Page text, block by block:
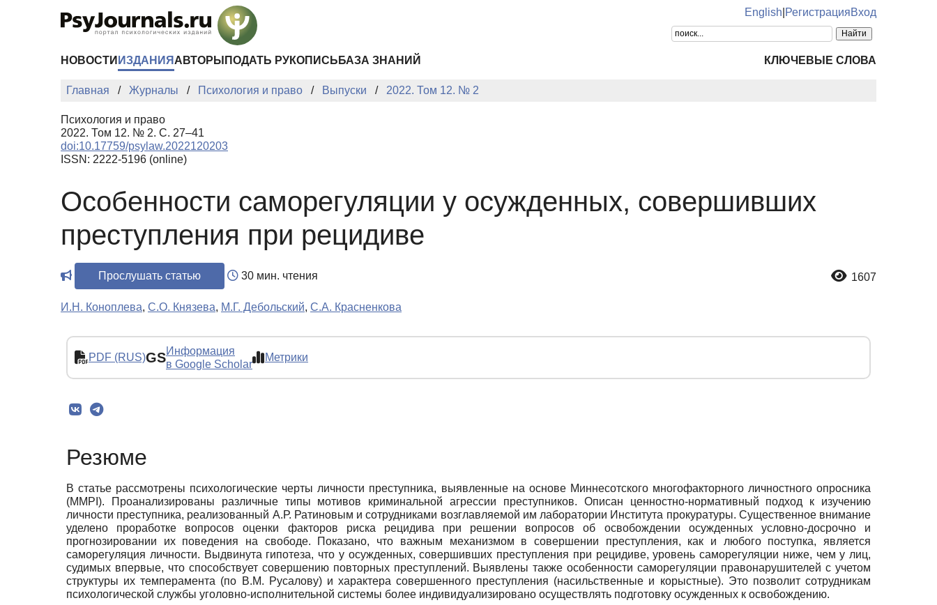
English РегистрацияВход
НОВОСТИ ИЗДАНИЯ АВТОРЫ ПОДАТЬ РУКОПИСЬ БАЗА ЗНАНИЙ КЛЮЧЕВЫЕ СЛОВА
Главная Журналы Психология и право Выпуски 2022. Том 12. № 2
Психология и право
2022. Том 12. № 2. С. 27–41
doi:10.17759/psylaw.2022120203
ISSN: 2222-5196 (online)
Особенности саморегуляции у осужденных, совершивших
преступления при рецидиве
Прослушать статью 30 мин. чтения 1607
И.Н. Коноплева, С.О. Князева, М.Г. Дебольский, С.А. Красненкова
PDF (RUS)GSИнформация
в Google Scholar
Метрики
Резюме
В статье рассмотрены психологические черты личности преступника, выявленные на основе Миннесотского многофакторного личностного опросника
(ММРI). Проанализированы различные типы мотивов криминальной агрессии преступников. Описан ценностно-нормативный подход к изучению
личности преступника, реализованный А.Р. Ратиновым и сотрудниками возглавляемой им лаборатории Института прокуратуры. Существенное внимание
уделено проработке вопросов оценки факторов риска рецидива при решении вопросов об освобождении осужденных условно-досрочно и
прогнозировании их поведения на свободе. Показано, что важным механизмом в совершении преступления, как и любого поступка, является
саморегуляция личности. Выдвинута гипотеза, что у осужденных, совершивших преступления при рецидиве, уровень саморегуляции ниже, чем у лиц,
судимых впервые, что способствует совершению повторных преступлений. Выявлены также особенности саморегуляции правонарушителей с учетом
структуры их темперамента (по В.М. Русалову) и характера совершенного преступления (насильственные и корыстные). Это позволит сотрудникам
психологической службы уголовно-исполнительной системы более индивидуализировано осуществлять подготовку осужденных к освобождению.